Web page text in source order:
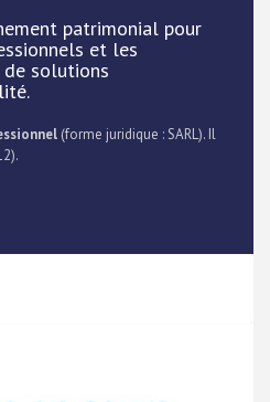
patrimonial pour
et les
de solutions
(forme juridique : SARL). Il